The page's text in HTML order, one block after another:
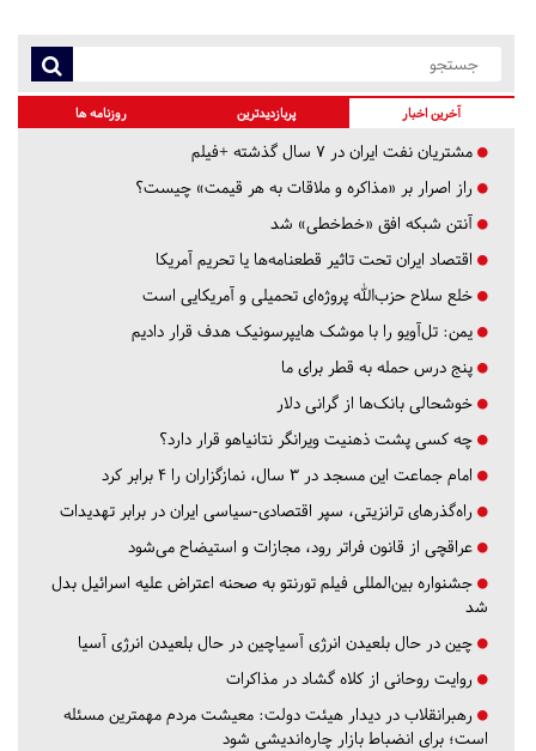
آخرین اخبار پربازدیدترین روزنامه ها
مشتریان نفت ایران در ۷ سال گذشته +فیلم
راز اصرار بر «مذاکره و ملاقات به هر قیمت» چیست؟
آنتن شبکه افق «خط‌خطی» شد
اقتصاد ایران تحت تاثیر قطعنامه‌ها یا تحریم‌ آمریکا
خلع سلاح حزب‌الله پروژه‌ای تحمیلی و آمریکایی است
یمن: تل‌آویو را با موشک هایپرسونیک هدف قرار دادیم
پنج درس‌ حمله به قطر برای ما
خوشحالی بانک‌ها از گرانی دلار
چه کسی پشت ذهنیت ویرانگر نتانیاهو قرار دارد؟
امام جماعت این مسجد در ۳ سال، نمازگزاران را ۴ برابر کرد
راه‌گذرهای ترانزیتی، سپر اقتصادی-سیاسی ایران در برابر تهدیدات
عراقچی از قانون فراتر رود، مجازات و استیضاح می‌شود
جشنواره بین‌المللی فیلم تورنتو به صحنه اعتراض علیه اسرائیل بدل
شد
چین در حال بلعیدن انرژی آسیاچین در حال بلعیدن انرژی آسیا
روایت روحانی از کلاه گشاد در مذاکرات
رهبرانقلاب در دیدار هیئت دولت: معیشت مردم مهمترین مسئله
است؛ برای انضباط بازار چاره‌اندیشی شود